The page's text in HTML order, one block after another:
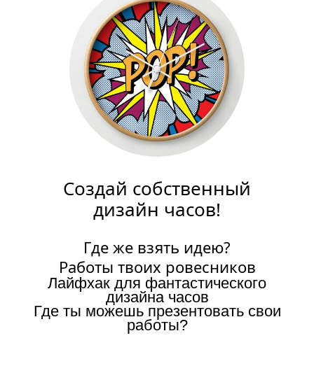
Создай собственный
дизайн часов!
Где же взять идею?
Работы твоих ровесников
Лайфхак для фантастического
дизайна часов
Где ты можешь презентовать свои
работы?